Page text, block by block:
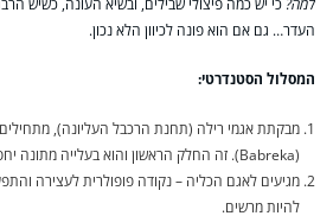
למה? כי יש כמה פיצולי שבילים, ובשיא העונה, כשיש
העדר… גם אם הוא פונה לכיוון הלא נכון.
המסלול הסטנדרטי:
מבקתת אגמי רילה (תחנת הרכבל העליונה), מתחילים
(Babreka). זה החלק הראשון והוא בעלייה מתונה יחסית.
מגיעים לאגם הכליה – נקודה פופולרית לעצירה
להיות מרשים.